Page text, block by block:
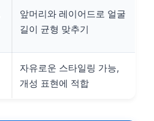
앞머리와 레이어드로 얼굴
길이 균형 맞추기
자유로운 스타일링 가능,
개성 표현에 적합